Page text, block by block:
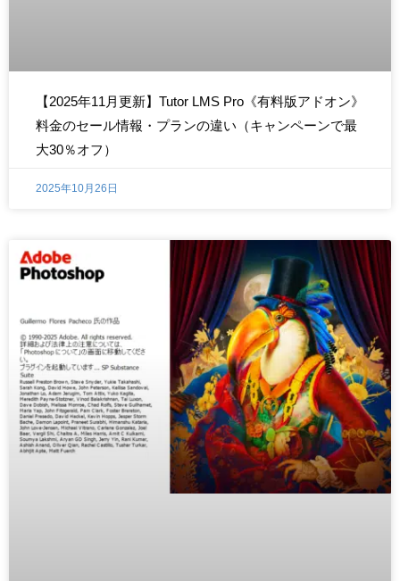
【2025年11月更新】Tutor LMS Pro《有料版アドオン》
料金のセール情報・プランの違い（キャンペーンで最
大30％オフ）
2025年10月26日